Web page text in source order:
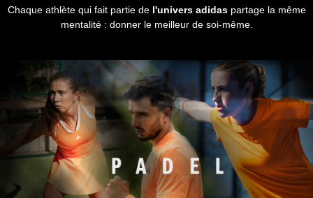
Chaque athlète qui fait partie de l'univers adidaspartage la même
mentalité : donner le meilleur de soi-même.